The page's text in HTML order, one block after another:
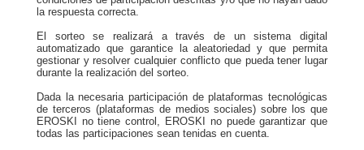
la respuesta correcta.
El sorteo se realizará a través de un sistema digital
automatizado que garantice la aleatoriedad y que permita
gestionar y resolver cualquier conflicto que pueda tener lugar
durante la realización del sorteo.
Dada la necesaria participación de plataformas tecnológicas
de terceros (plataformas de medios sociales) sobre los que
EROSKI no tiene control, EROSKI no puede garantizar que
todas las participaciones sean tenidas en cuenta.